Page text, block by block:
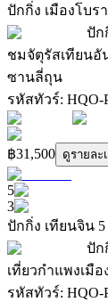
ปักกิ่ง เมืองโบร
ปัก
ชมจัตุรัสเทียนอั
ซานลี่ถุน
รหัสทัวร์: HQO-
฿31,500 ดูรายละ
5
3
ปักกิ่ง เทียนจิน
ปัก
เที่ยวกำแพงเมื
รหัสทัวร์: HQO-